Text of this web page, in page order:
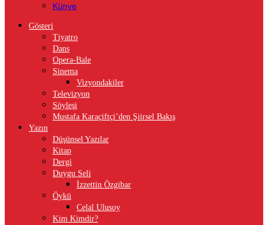
Künye
Gösteri
Tiyatro
Dans
Opera-Bale
Sinema
Vizyondakiler
Televizyon
Söyleşi
Mustafa Karaçiftçi’den Şiirsel Bakış
Yazın
Düşünsel Yazılar
Kitap
Dergi
Duygu Seli
İzzettin Özgibar
Öykü
Celal Ulusoy
Kim Kimdir?